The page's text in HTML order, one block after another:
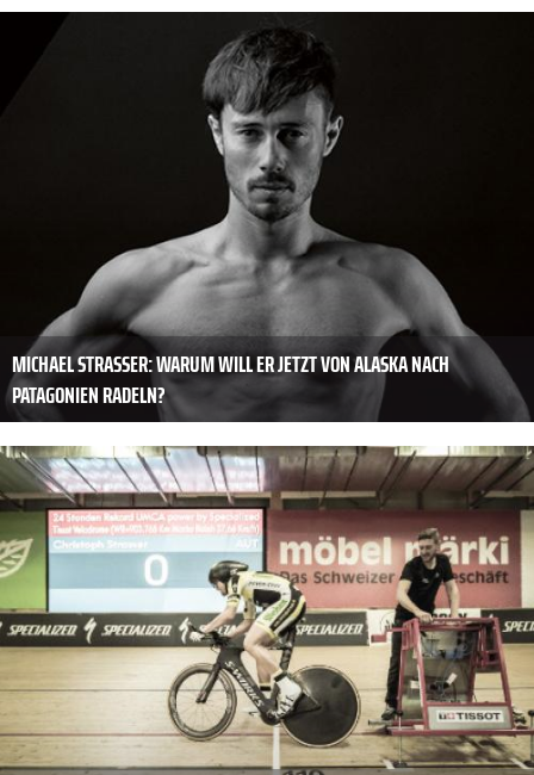
MICHAEL STRASSER: WARUM WILL ER JETZT VON ALASKA NACH
PATAGONIEN RADELN?